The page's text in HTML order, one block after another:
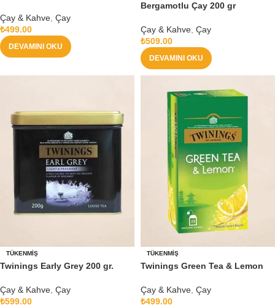
Çay & Kahve Çay
₺499.00
DEVAMINI OKU
Bergamotlu Çay 200 gr
Çay & Kahve Çay
₺509.00
DEVAMINI OKU
TÜKENMIŞ
Twinings Early Grey 200 gr.
Çay & Kahve Çay
₺599.00
TÜKENMIŞ
Twinings Green Tea & Lemon
Çay & Kahve Çay
₺499.00